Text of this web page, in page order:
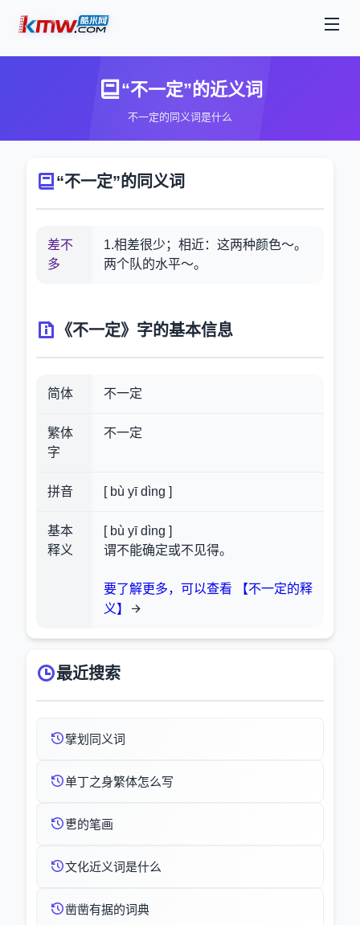
“不一定”的近义词
不一定的同义词是什么
“不一定”的同义词
差不
多
1.相差很少；相近：这两种颜色～。
两个队的水平～。
《不一定》字的基本信息
简体 不一定
繁体
字
不一定
拼音 [ bù yī dìng ]
基本
释义
[ bù yī dìng ]
谓不能确定或不见得。
要了解更多，可以查看 【不一定的释
义】
最近搜索
擘划同义词
单丁之身繁体怎么写
乶的笔画
文化近义词是什么
凿凿有据的词典